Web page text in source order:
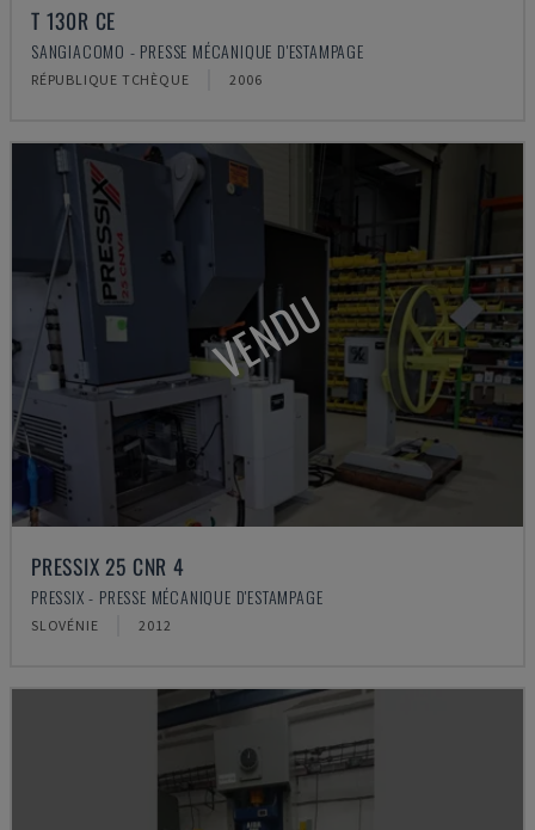
T 130R CE
SANGIACOMO - PRESSE MÉCANIQUE D'ESTAMPAGE
RÉPUBLIQUE TCHÈQUE 2006
VENDU
PRESSIX 25 CNR 4
PRESSIX - PRESSE MÉCANIQUE D'ESTAMPAGE
SLOVÉNIE 2012